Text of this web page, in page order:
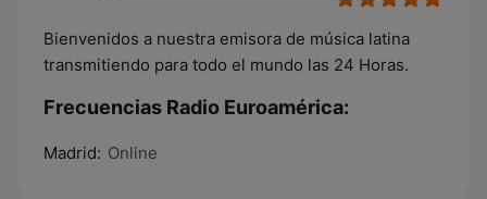
Bienvenidos a nuestra emisora de música latina
transmitiendo para todo el mundo las 24 Horas.
Frecuencias Radio Euroamérica:
Madrid: Online